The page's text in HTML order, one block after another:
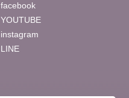
facebook
YOUTUBE
instagram
LINE